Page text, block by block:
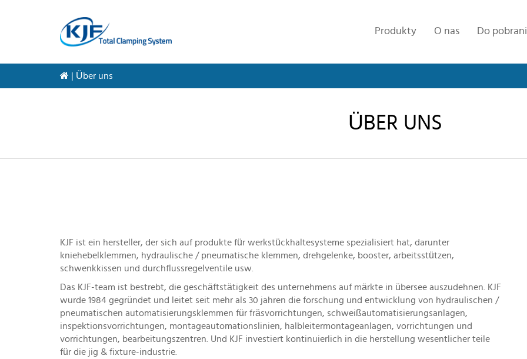
Produkty O nas Do
Über uns
ÜBER UNS
KJF ist ein hersteller, der sich auf produkte für werkstückhaltesysteme spezialisiert hat, darunter
kniehebelklemmen, hydraulische / pneumatische klemmen, drehgelenke, booster, arbeitsstützen,
schwenkkissen und durchflussregelventile usw.
Das KJF-team ist bestrebt, die geschäftstätigkeit des unternehmens auf märkte in übersee auszudehnen. KJF
wurde 1984 gegründet und leitet seit mehr als 30 jahren die forschung und entwicklung von hydraulischen /
pneumatischen automatisierungsklemmen für fräsvorrichtungen, schweißautomatisierungsanlagen,
inspektionsvorrichtungen, montageautomationslinien, halbleitermontageanlagen, vorrichtungen und
vorrichtungen, bearbeitungszentren. Und KJF investiert kontinuierlich in die herstellung wesentlicher teile
für die jig & fixture-industrie.